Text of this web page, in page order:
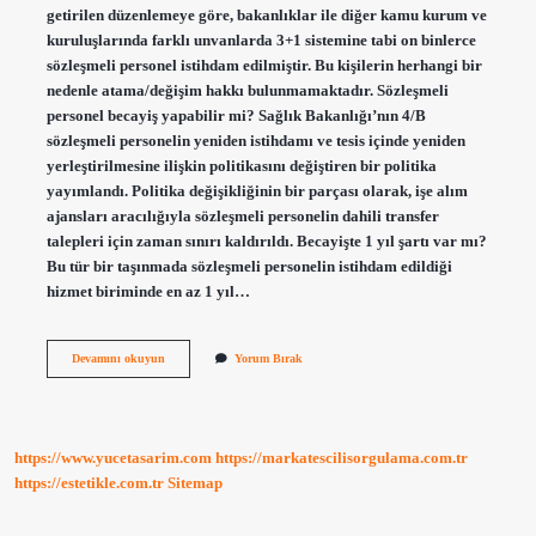
getirilen düzenlemeye göre, bakanlıklar ile diğer kamu kurum ve
kuruluşlarında farklı unvanlarda 3+1 sistemine tabi on binlerce
sözleşmeli personel istihdam edilmiştir. Bu kişilerin herhangi bir
nedenle atama/değişim hakkı bulunmamaktadır. Sözleşmeli
personel becayiş yapabilir mi? Sağlık Bakanlığı’nın 4/B
sözleşmeli personelin yeniden istihdamı ve tesis içinde yeniden
yerleştirilmesine ilişkin politikasını değiştiren bir politika
yayımlandı. Politika değişikliğinin bir parçası olarak, işe alım
ajansları aracılığıyla sözleşmeli personelin dahili transfer
talepleri için zaman sınırı kaldırıldı. Becayişte 1 yıl şartı var mı?
Bu tür bir taşınmada sözleşmeli personelin istihdam edildiği
hizmet biriminde en az 1 yıl…
Devamını okuyun3
Mi
Yorum Bırak
https://www.yucetasarim.com https://markatescilisorgulama.com.tr
https://estetikle.com.tr Sitemap